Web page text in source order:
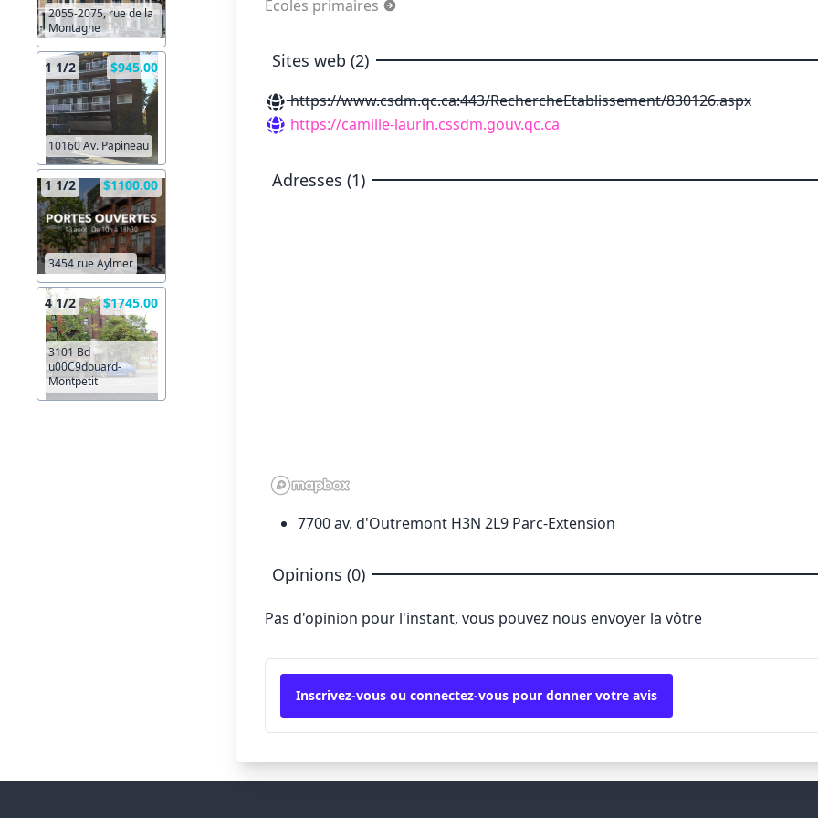
2055-2075, rue de la
Montagne
1 1/2 $945.00
10160 Av. Papineau
1 1/2 $1100.00
3454 rue Aylmer
4 1/2 $1745.00
3101 Bd
u00C9douard-
Montpetit
Écoles primaires
Sites web (2)
https://www.csdm.qc.ca:443/RechercheEtablissement/830126.aspx
https://camille-laurin.cssdm.gouv.qc.ca
Adresses (1)
7700 av. d'Outremont H3N 2L9 Parc-Extension
Opinions (0)
Pas d'opinion pour l'instant, vous pouvez nous envoyer la vôtre
Inscrivez-vous ou connectez-vous pour donner votre avis